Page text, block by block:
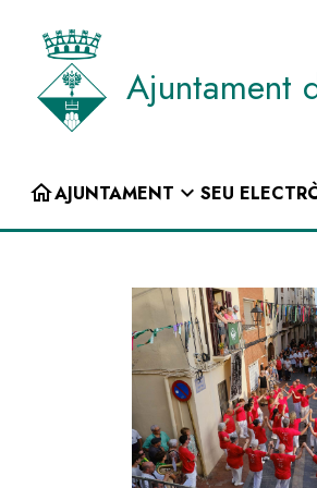
contingut
Ajuntament
Navegació
INICI
homeAJUNTAMENT expand_more SEU